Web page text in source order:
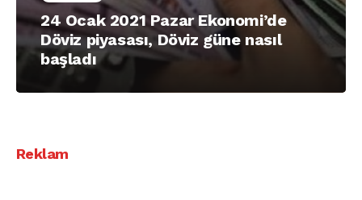
24 Ocak 2021 Pazar Ekonomi’de
Döviz piyasası, Döviz güne nasıl
başladı
Reklam